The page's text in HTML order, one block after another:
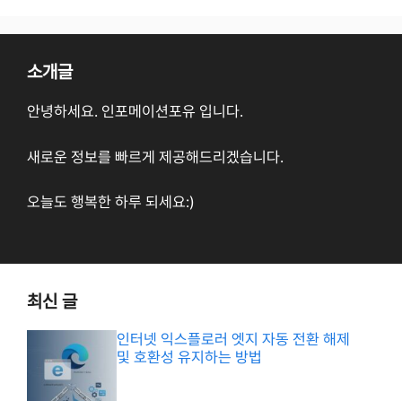
소개글
안녕하세요. 인포메이션포유 입니다.
새로운 정보를 빠르게 제공해드리겠습니다.
오늘도 행복한 하루 되세요:)
최신 글
인터넷 익스플로러 엣지 자동 전환 해제
및 호환성 유지하는 방법